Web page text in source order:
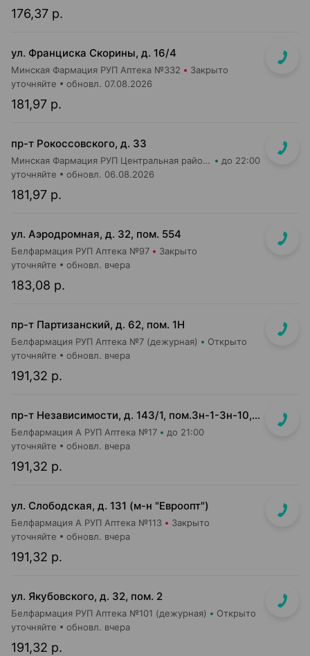
176,37 р.
ул. Франциска Скорины, д. 16/4
Минская Фармация РУП Аптека №332 Закрыто
181,97 р.
уточняйте обновл. 07.08.2026
пр-т Рокоссовского, д. 33
Минская Фармация РУП Центральная районная аптека №182 до 22:00
181,97 р.
уточняйте обновл. 06.08.2026
ул. Аэродромная, д. 32, пом. 554
Белфармация РУП Аптека №97 Закрыто
183,08 р.
уточняйте обновл. вчера
пр-т Партизанский, д. 62, пом. 1Н
Белфармация РУП Аптека №7 (дежурная) Открыто
191,32 р.
уточняйте обновл. вчера
пр-т Независимости, д. 143/1, пом.3н-1-3н-10, 3н-23, 3н-26
Белфармация А РУП Аптека №17 до 21:00
191,32 р.
уточняйте обновл. вчера
ул. Слободская, д. 131 (м-н "Евроопт")
Белфармация А РУП Аптека №113 Закрыто
191,32 р.
уточняйте обновл. вчера
ул. Якубовского, д. 32, пом. 2
Белфармация РУП Аптека №101 (дежурная) Открыто
191,32 р.
уточняйте обновл. вчера